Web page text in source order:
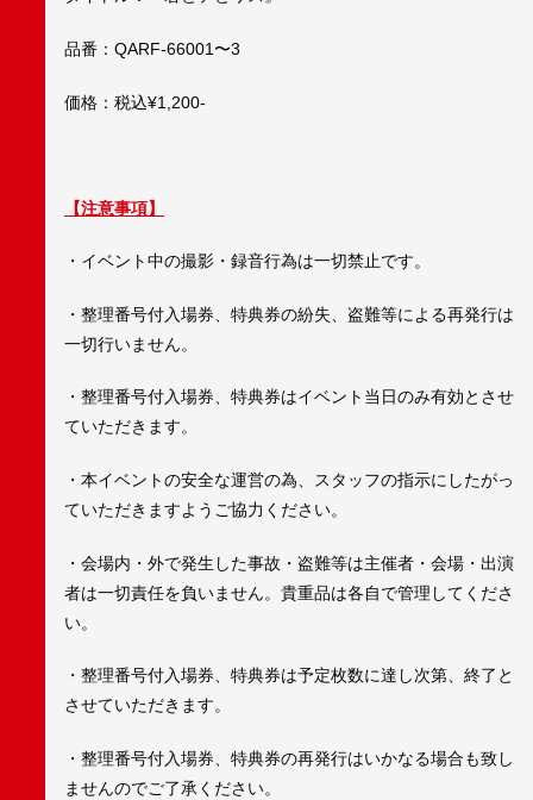
品番：QARF-66001〜3
価格：税込¥1,200-
【注意事項】
・イベント中の撮影・録音行為は一切禁止です。
・整理番号付入場券、特典券の紛失、盗難等による再発行は
一切行いません。
・整理番号付入場券、特典券はイベント当日のみ有効とさせ
ていただきます。
・本イベントの安全な運営の為、スタッフの指示にしたがっ
ていただきますようご協力ください。
・会場内・外で発生した事故・盗難等は主催者・会場・出演
者は一切責任を負いません。貴重品は各自で管理してくださ
い。
・整理番号付入場券、特典券は予定枚数に達し次第、終了と
させていただきます。
・整理番号付入場券、特典券の再発行はいかなる場合も致し
ませんのでご了承ください。